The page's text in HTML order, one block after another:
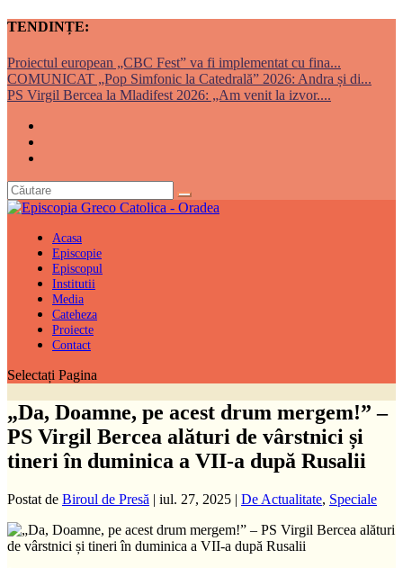
TENDINȚE:
Proiectul european „CBC Fest” va fi implementat cu fina...
COMUNICAT „Pop Simfonic la Catedrală” 2026: Andra și di...
PS Virgil Bercea la Mladifest 2026: „Am venit la izvor....
Acasa
Episcopie
Episcopul
Institutii
Media
Cateheza
Proiecte
Contact
Selectați Pagina
„Da, Doamne, pe acest drum mergem!” –
PS Virgil Bercea alături de vârstnici și
tineri în duminica a VII-a după Rusalii
Postat de Biroul de Presă | iul. 27, 2025 | De Actualitate, Speciale